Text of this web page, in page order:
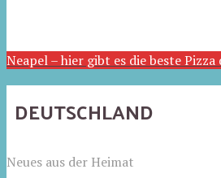
Neapel – hier gibt es die beste Pizza
DEUTSCHLAND
Neues aus der Heimat